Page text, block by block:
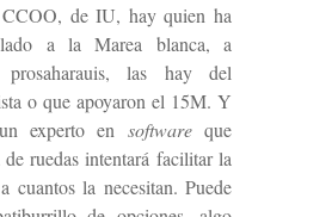
de IU, hay quien ha
a la Marea blanca, a
prosaharauis, las hay del
o que apoyaron el 15M. Y
experto en softwareque
ruedas intentará facilitar la
cuantos la necesitan. Puede